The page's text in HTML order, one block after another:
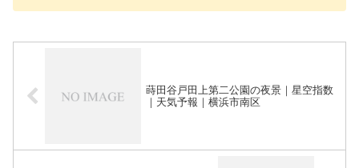
蒔田谷戸田上第二公園の夜景｜星空指数
｜天気予報｜横浜市南区